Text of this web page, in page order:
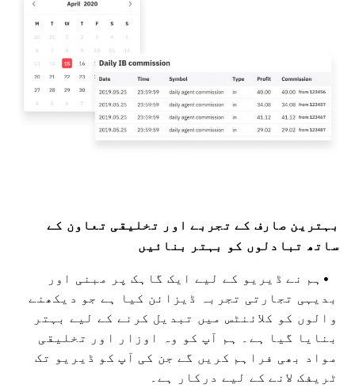
بہترین صارف کے تجربے اور تخلیقی تعاون کے
ساتھ تبادلوں کو بہتر بنائیں
ہم نے ڈیریو کے لیے ایک گاہک پر مبنی اور
بدیہی تجارتی تجربہ ڈیزائن کیا ہے جو دیکھنے
والوں کو کلائنٹس میں تبدیل کرنے کے لیے بہتر
بنایا گیا ہے۔ ہم آپ کو وہ اوزار اور تخلیقی
مواد بھی فراہم کریں گے جن کی آپ کو ڈیریو تک
ٹریفک لانے کے لیے درکار ہے۔